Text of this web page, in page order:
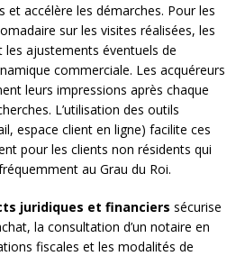
et accélère les démarches. Pour les
sur les visites réalisées, les
ajustements éventuels de
commerciale. Les acquéreurs
leurs impressions après chaque
L’utilisation des outils
espace client en ligne) facilite ces
pour les clients non résidents qui
au Grau du Roi.
juridiques et financiers sécurise
la consultation d’un notaire en
fiscales et les modalités de